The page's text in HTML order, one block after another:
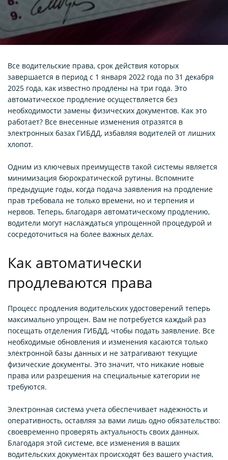
Все водительские права, срок действия которых
завершается в период с 1 января 2022 года по 31 декабря
2025 года, как известно продлены на три года. Это
автоматическое продление осуществляется без
необходимости замены физических документов. Как это
работает? Все внесенные изменения отразятся в
электронных базах ГИБДД, избавляя водителей от лишних
хлопот.
Одним из ключевых преимуществ такой системы является
минимизация бюрократической рутины. Вспомните
предыдущие годы, когда подача заявления на продление
прав требовала не только времени, но и терпения и
нервов. Теперь, благодаря автоматическому продлению,
водители могут наслаждаться упрощенной процедурой и
сосредоточиться на более важных делах.
Как автоматически
продлеваются права
Процесс продления водительских удостоверений теперь
максимально упрощен. Вам не потребуется каждый раз
посещать отделения ГИБДД, чтобы подать заявление. Все
необходимые обновления и изменения касаются только
электронной базы данных и не затрагивают текущие
физические документы. Это значит, что никакие новые
права или разрешения на специальные категории не
требуются.
Электронная система учета обеспечивает надежность и
оперативность, оставляя за вами лишь одно обязательство:
своевременно проверять актуальность своих данных.
Благодаря этой системе, все изменения в ваших
водительских документах происходят без вашего участия,